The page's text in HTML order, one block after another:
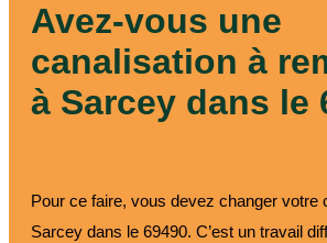
Avez-vous une
canalisation à
à Sarcey dans le
Pour ce faire, vous devez changer votre
Sarcey dans le 69490. C’est un travail